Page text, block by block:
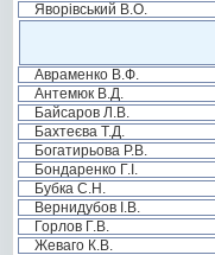
Яворівський В.О.
Авраменко В.Ф.
Антемюк В.Д.
Байсаров Л.В.
Бахтеєва Т.Д.
Богатирьова Р.В.
Бондаренко Г.І.
Бубка С.Н.
Вернидубов І.В.
Горлов Г.В.
Жеваго К.В.